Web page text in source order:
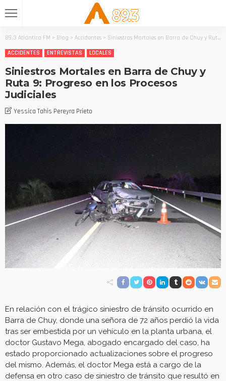
89.3 Atlántica FM > Blog > Accidentes > Siniestros Mortales en Barra de Chuy y Ruta 9: Progreso en los Procesos Judiciales
ACCIDENTES
ENTREVISTAS LOCALES
Siniestros Mortales en Barra de Chuy y
Ruta 9: Progreso en los Procesos
Judiciales
Yessica Tahis Pereyra Prieto
En relación con el trágico siniestro de tránsito ocurrido en
Barra de Chuy, donde una señora de 72 años perdió la vida
tras ser embestida por un vehículo en la planta urbana, el
doctor Gustavo Mega, abogado encargado del caso, ha
estado proporcionado actualizaciones sobre el progreso
del mismo. Además, el doctor Mega está a cargo de la
defensa en otro caso de siniestro de tránsito que resultó en